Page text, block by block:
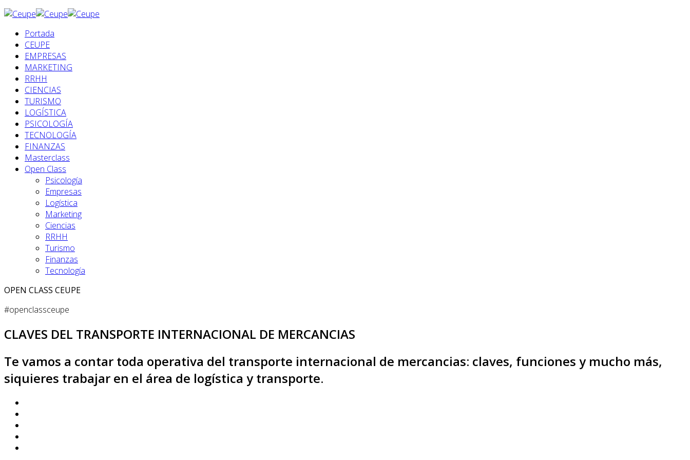
Portada
CEUPE
EMPRESAS
MARKETING
RRHH
CIENCIAS
TURISMO
LOGÍSTICA
PSICOLOGÍA
TECNOLOGÍA
FINANZAS
Masterclass
Open Class
Psicología
Empresas
Logística
Marketing
Ciencias
RRHH
Turismo
Finanzas
Tecnología
OPEN CLASS CEUPE
#openclassceupe
CLAVES DEL TRANSPORTE INTERNACIONAL DE MERCANCIAS
Te vamos a contar toda operativa del transporte internacional de mercancias: claves, funciones y mucho más,
siquieres trabajar en el área de logística y transporte.